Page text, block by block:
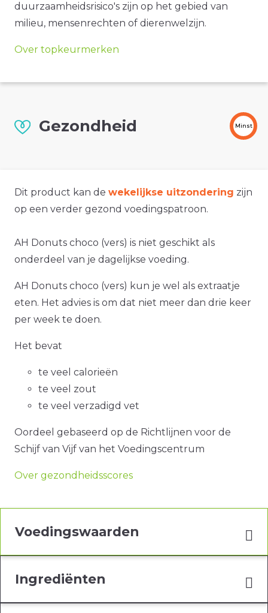
duurzaamheidsrisico's zijn op het gebied van
milieu, mensenrechten of dierenwelzijn.
Over topkeurmerken
Gezondheid Minst
Dit product kan de wekelijkse uitzondering zijn
op een verder gezond voedingspatroon.
AH Donuts choco (vers) is niet geschikt als
onderdeel van je dagelijkse voeding.
AH Donuts choco (vers) kun je wel als extraatje
eten. Het advies is om dat niet meer dan drie keer
per week te doen.
Het bevat
te veel calorieën
te veel zout
te veel verzadigd vet
Oordeel gebaseerd op de Richtlijnen voor de
Schijf van Vijf van het Voedingscentrum
Over gezondheidsscores
Voedingswaarden
Ingrediënten